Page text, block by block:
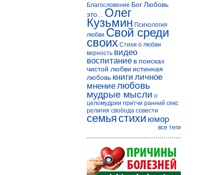
Благословение БогЛюбовь
это...
Олег
Кузьмин Психология
любви Свой среди
своих Стихи о любви
верность видео
воспитание в поисках
чистой любви истинная
любовь книги личное
мнениелюбовь
мудрые мысли о
целомудрии притчи ранний секс
религия свобода совести
семья стихи юмор
все теги